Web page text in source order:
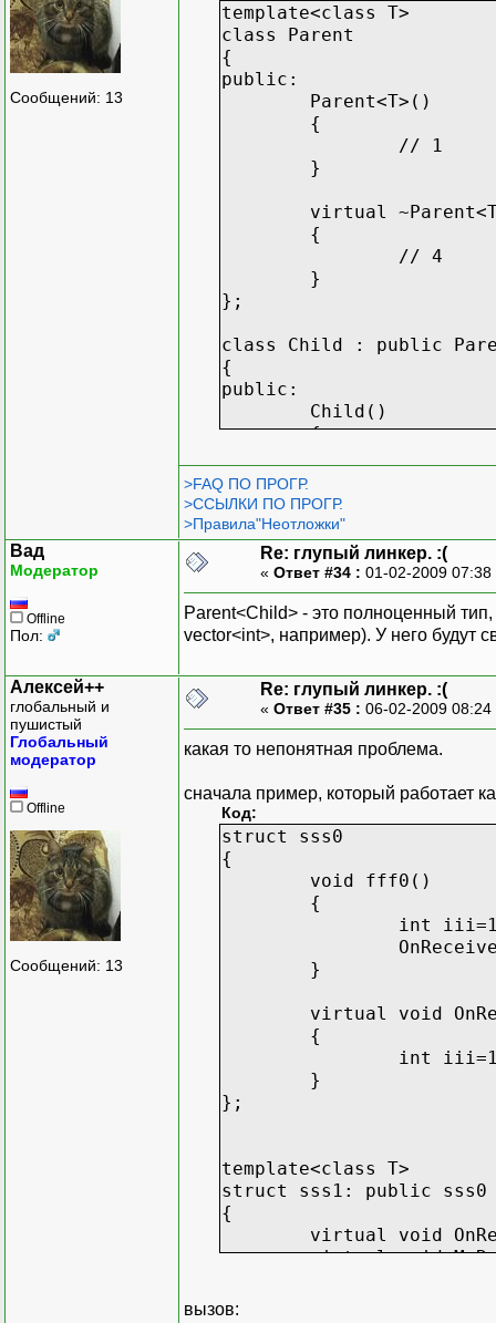
Сообщений: 13
template<class T>
class Parent
{
public:
Parent<T>()
{
// 1
}
virtual
{
// 4
}
};
class Child : public
{
public:
Child()
{
virtual ~Child()
{
// 3
}
};
{
Child A;
>FAQ ПО ПРОГР.
>ССЫЛКИ ПО ПРОГР.
>Правила"Неотложки"
Вад
Модератор
Offline
Пол:
Re: глупый линкер. :(
« Ответ #34 : 01-02-2009
Parent<Child> - это полноценный
vector<int>, например). У него будут
Алексей++
глобальный и
пушистый
Глобальный
модератор
Offline
Сообщений: 13
Re: глупый линкер. :(
« Ответ #35 : 06-02-2009
какая то непонятная проблема.
сначала пример, который работает
Код:
struct sss0
{
void fff0()
{
int
}
virtual void
{
int
}
};
template<class T>
struct sss1: public sss0
{
virtual void
virtual void
вызов: